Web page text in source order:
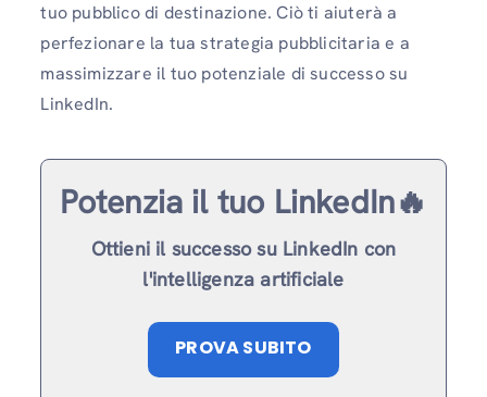
tuo pubblico di destinazione. Ciò ti aiuterà a
perfezionare la tua strategia pubblicitaria e a
massimizzare il tuo potenziale di successo su
LinkedIn.
Potenzia il tuo LinkedIn🔥
Ottieni il successo su LinkedIn con
l'intelligenza artificiale
PROVA SUBITO